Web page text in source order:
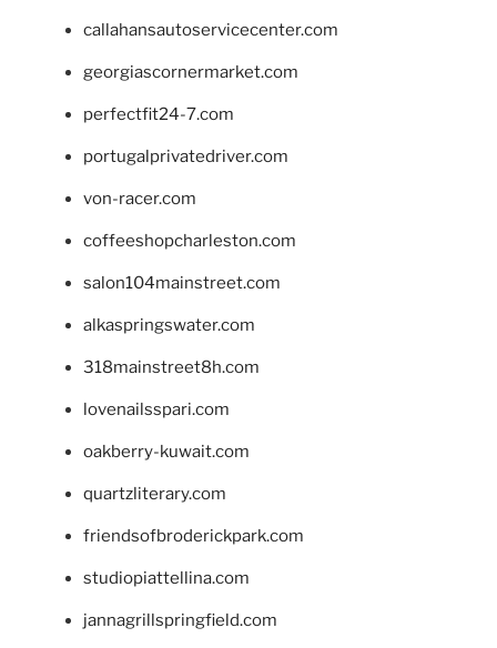
callahansautoservicecenter.com
georgiascornermarket.com
perfectfit24-7.com
portugalprivatedriver.com
von-racer.com
coffeeshopcharleston.com
salon104mainstreet.com
alkaspringswater.com
318mainstreet8h.com
lovenailsspari.com
oakberry-kuwait.com
quartzliterary.com
friendsofbroderickpark.com
studiopiattellina.com
jannagrillspringfield.com